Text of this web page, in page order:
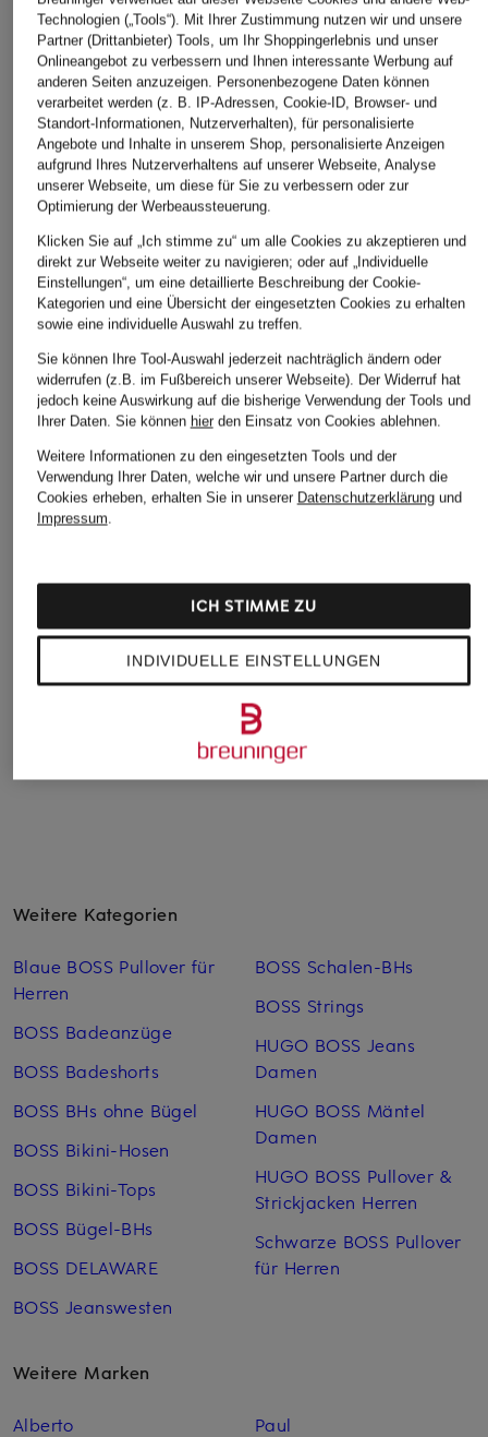
BOSS
Ursprünglich:CHF 109
BOSS
Fit
ab CHF 90
BOSS
Fit
CHF 119
Weitere Kategorien
Blaue BOSS Pullover für
Herren
BOSS Badeanzüge
BOSS Badeshorts
BOSS BHs ohne Bügel
BOSS Bikini-Hosen
BOSS Bikini-Tops
BOSS Bügel-BHs
BOSS DELAWARE
BOSS Jeanswesten
BOSS Schalen-BHs
BOSS Strings
HUGO BOSS Jeans
Damen
HUGO BOSS Mäntel
Damen
HUGO BOSS Pullover &
Strickjacken Herren
Schwarze BOSS Pullover
für Herren
Weitere Marken
Alberto
Paul
Technologien („Tools“). Mit Ihrer Zustimmung nutzen wir und unsere
Partner (Drittanbieter) Tools, um Ihr Shoppingerlebnis und unser
Onlineangebot zu verbessern und Ihnen interessante Werbung auf
anderen Seiten anzuzeigen. Personenbezogene Daten können
verarbeitet werden (z. B. IP-Adressen, Cookie-ID, Browser- und
Standort-Informationen, Nutzerverhalten), für personalisierte
Angebote und Inhalte in unserem Shop, personalisierte Anzeigen
aufgrund Ihres Nutzerverhaltens auf unserer Webseite, Analyse
unserer Webseite, um diese für Sie zu verbessern oder zur
Optimierung der Werbeaussteuerung.
Klicken Sie auf „Ich stimme zu“ um alle Cookies zu akzeptieren und
direkt zur Webseite weiter zu navigieren; oder auf „Individuelle
Einstellungen“, um eine detaillierte Beschreibung der Cookie-
Kategorien und eine Übersicht der eingesetzten Cookies zu erhalten
sowie eine individuelle Auswahl zu treffen.
Sie können Ihre Tool-Auswahl jederzeit nachträglich ändern oder
widerrufen (z.B. im Fußbereich unserer Webseite). Der Widerruf hat
jedoch keine Auswirkung auf die bisherige Verwendung der Tools und
Ihrer Daten. Sie können hierden Einsatz von Cookies ablehnen.
Weitere Informationen zu den eingesetzten Tools und der
Verwendung Ihrer Daten, welche wir und unsere Partner durch die
Cookies erheben, erhalten Sie in unserer Datenschutzerklärungund
Impressum.
INDIVIDUELLE EINSTELLUNGEN
ICH STIMME ZU